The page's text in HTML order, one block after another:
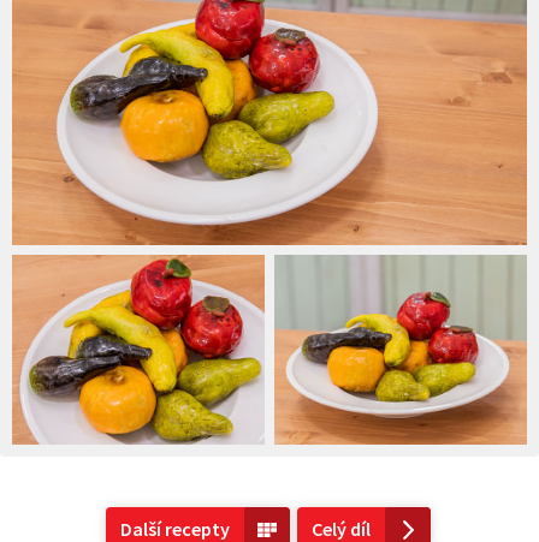
Další recepty Celý díl